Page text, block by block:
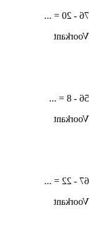
76 - 20 = ...
Voorkant
56 - 8 = ...
Voorkant
67 - 22 = ...
Voorkant